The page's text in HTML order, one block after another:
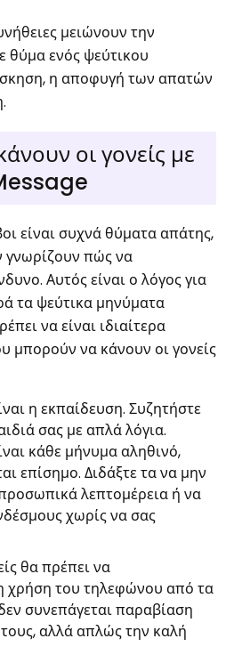
μειώνουν την
θύμα ενός ψεύτικου
η αποφυγή των απατών
οι γονείς με
είναι συχνά θύματα απάτης,
γνωρίζουν πώς να
Αυτός είναι ο λόγος για
τα ψεύτικα μηνύματα
να είναι ιδιαίτερα
μπορούν να κάνουν οι γονείς
η εκπαίδευση. Συζητήστε
σας με απλά λόγια.
κάθε μήνυμα αληθινό,
επίσημο. Διδάξτε τα να μην
λεπτομέρεια ή να
χωρίς να σας
θα πρέπει να
χρήση του τηλεφώνου από τα
συνεπάγεται παραβίαση
αλλά απλώς την καλή